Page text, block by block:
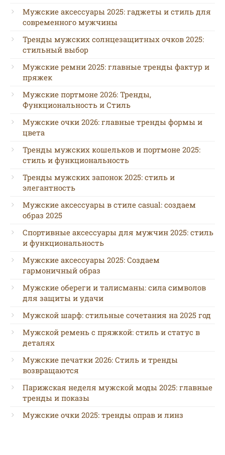
Мужские аксессуары 2025: гаджеты и стиль для
современного мужчины
Тренды мужских солнцезащитных очков 2025:
стильный выбор
Мужские ремни 2025: главные тренды фактур и
пряжек
Мужские портмоне 2026: Тренды,
Функциональность и Стиль
Мужские очки 2026: главные тренды формы и
цвета
Тренды мужских кошельков и портмоне 2025:
стиль и функциональность
Тренды мужских запонок 2025: стиль и
элегантность
Мужские аксессуары в стиле casual: создаем
образ 2025
Спортивные аксессуары для мужчин 2025: стиль
и функциональность
Мужские аксессуары 2025: Создаем
гармоничный образ
Мужские обереги и талисманы: сила символов
для защиты и удачи
Мужской шарф: стильные сочетания на 2025 год
Мужской ремень с пряжкой: стиль и статус в
деталях
Мужские печатки 2026: Стиль и тренды
возвращаются
Парижская неделя мужской моды 2025: главные
тренды и показы
Мужские очки 2025: тренды оправ и линз